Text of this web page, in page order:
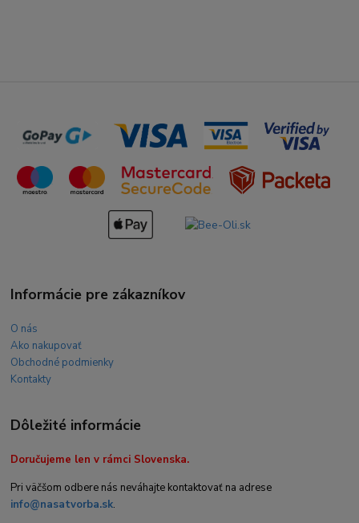
Informácie pre zákazníkov
O nás
Ako nakupovať
Obchodné podmienky
Kontakty
Dôležité informácie
Doručujeme len v rámci Slovenska.
Pri väčšom odbere nás neváhajte kontaktovať na adrese
info@nasatvorba.sk.